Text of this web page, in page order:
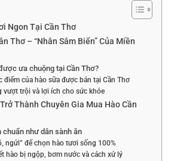
Ngon Tại Cần Thơ
Thơ – “Nhân Sâm Biển” Của Miền
ưa chuộng tại Cần Thơ?
điểm của hào sữa được bán tại Cần Thơ
vượt trội và lợi ích cho sức khỏe
Thành Chuyên Gia Mua Hào Cần
chuẩn như dân sành ăn
ngửi” để chọn hào tươi sống 100%
hào bị ngộp, bơm nước và cách xử lý